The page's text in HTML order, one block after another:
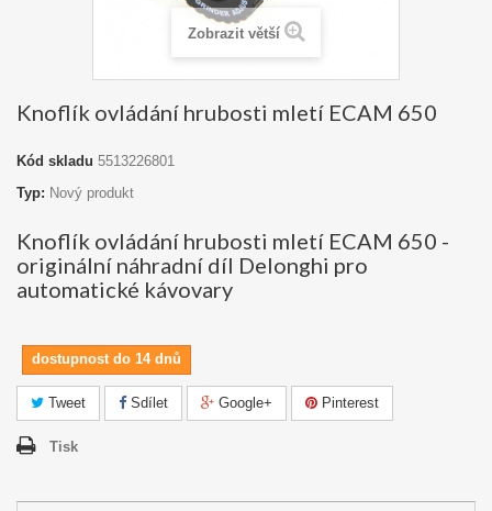
Zobrazit větší
Knoflík ovládání hrubosti mletí ECAM 650
Kód skladu 5513226801
Typ: Nový produkt
Knoflík ovládání hrubosti mletí ECAM 650 -
originální náhradní díl Delonghi pro
automatické kávovary
dostupnost do 14 dnů
Tweet Sdílet Google+ Pinterest
Tisk